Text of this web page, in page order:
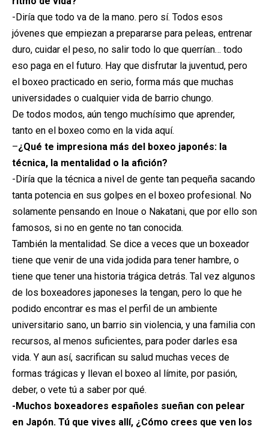
-Diría que todo va de la mano. pero sí. Todos esos
jóvenes que empiezan a prepararse para peleas, entrenar
duro, cuidar el peso, no salir todo lo que querrían… todo
eso paga en el futuro. Hay que disfrutar la juventud, pero
el boxeo practicado en serio, forma más que muchas
universidades o cualquier vida de barrio chungo.
De todos modos, aún tengo muchísimo que aprender,
tanto en el boxeo como en la vida aquí.
–¿Qué te impresiona más del boxeo japonés: la
técnica, la mentalidad o la afición?
-Diría que la técnica a nivel de gente tan pequeña sacando
tanta potencia en sus golpes en el boxeo profesional. No
solamente pensando en Inoue o Nakatani, que por ello son
famosos, si no en gente no tan conocida.
También la mentalidad. Se dice a veces que un boxeador
tiene que venir de una vida jodida para tener hambre, o
tiene que tener una historia trágica detrás. Tal vez algunos
de los boxeadores japoneses la tengan, pero lo que he
podido encontrar es mas el perfil de un ambiente
universitario sano, un barrio sin violencia, y una familia con
recursos, al menos suficientes, para poder darles esa
vida. Y aun así, sacrifican su salud muchas veces de
formas trágicas y llevan el boxeo al límite, por pasión,
deber, o vete tú a saber por qué.
-Muchos boxeadores españoles sueñan con pelear
en Japón. Tú que vives allí, ¿Cómo crees que ven los